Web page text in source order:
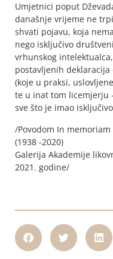
Umjetnici poput
današnje vrijeme ne
shvati pojavu, koja
nego isključivo
vrhunskog
postavljenih
(koje u praksi,
te u inat tom licemjerju
sve što je imao
/Povodom In
(1938 -2020)
Galerija Akademije
2021. godine/